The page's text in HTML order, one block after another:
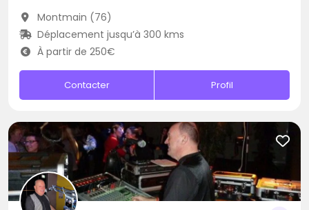
Montmain (76)
Déplacement jusqu’à 300 kms
À partir de 250€
Contacter Profil